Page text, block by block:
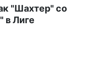
"Шахтер" со
в Лиге